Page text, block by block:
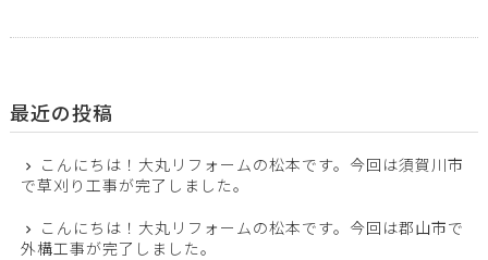
最近の投稿
こんにちは！大丸リフォームの松本です。今回は須賀川市
で草刈り工事が完了しました。
こんにちは！大丸リフォームの松本です。今回は郡山市で
外構工事が完了しました。